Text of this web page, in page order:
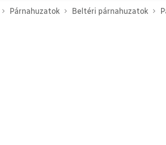
Párnahuzatok Beltéri párnahuzatok